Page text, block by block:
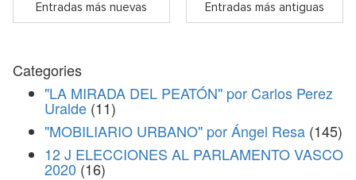
Entradas más nuevas Entradas más antiguas
Categories
"LA MIRADA DEL PEATÓN" por Carlos Perez
Uralde (11)
"MOBILIARIO URBANO" por Ángel Resa (145)
12 J ELECCIONES AL PARLAMENTO VASCO
2020 (16)